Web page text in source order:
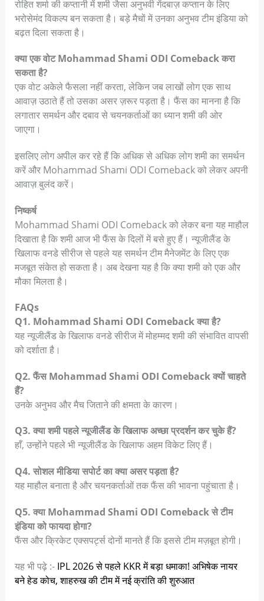
रोहित शर्मा की कप्तानी में शमी जैसा अनुभवी गेंदबाज़ कप्तान के लिए
भरोसेमंद विकल्प बन सकता है। बड़े मैचों में उनका अनुभव टीम इंडिया को
बढ़त दिला सकता है।
क्या एक वोट Mohammad Shami ODI Comeback करा
सकता है?
एक वोट अकेले फैसला नहीं करता, लेकिन जब लाखों लोग एक साथ
आवाज़ उठाते हैं तो उसका असर ज़रूर पड़ता है। फैंस का मानना है कि
लगातार समर्थन और दबाव से चयनकर्ताओं का ध्यान शमी की ओर
जाएगा।
इसलिए लोग अपील कर रहे हैं कि अधिक से अधिक लोग शमी का समर्थन
करें और Mohammad Shami ODI Comeback को लेकर अपनी
आवाज़ बुलंद करें।
निष्कर्ष
Mohammad Shami ODI Comeback को लेकर बना यह माहौल
दिखाता है कि शमी आज भी फैंस के दिलों में बसे हुए हैं। न्यूजीलैंड के
खिलाफ वनडे सीरीज से पहले यह समर्थन टीम मैनेजमेंट के लिए एक
मजबूत संकेत हो सकता है। अब देखना यह है कि क्या शमी को एक और
मौका मिलता है।
FAQs
Q1. Mohammad Shami ODI Comeback क्या है?
यह न्यूजीलैंड के खिलाफ वनडे सीरीज में मोहम्मद शमी की संभावित वापसी
को दर्शाता है।
Q2. फैंस Mohammad Shami ODI Comeback क्यों चाहते
हैं?
उनके अनुभव और मैच जिताने की क्षमता के कारण।
Q3. क्या शमी पहले न्यूजीलैंड के खिलाफ अच्छा प्रदर्शन कर चुके हैं?
हाँ, उन्होंने पहले भी न्यूजीलैंड के खिलाफ अहम विकेट लिए हैं।
Q4. सोशल मीडिया सपोर्ट का क्या असर पड़ता है?
यह माहौल बनाता है और चयनकर्ताओं तक फैंस की भावना पहुंचाता है।
Q5. क्या Mohammad Shami ODI Comeback से टीम
इंडिया को फायदा होगा?
फैंस और क्रिकेट एक्सपर्ट्स दोनों मानते हैं कि इससे टीम मज़बूत होगी।
यह भी पढ़े :- IPL 2026 से पहले KKR में बड़ा धमाका! अभिषेक नायर
बने हेड कोच, शाहरुख की टीम में नई क्रांति की शुरुआत